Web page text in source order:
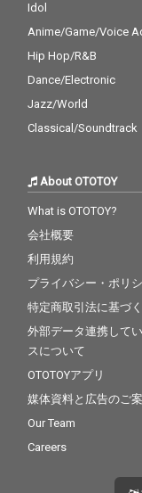
Idol
Anime/Game/Voice
Hip Hop/R&B
Dance/Electronic
Jazz/World
Classical/Soundtrack
About OTOTOY
What is OTOTOY?
会社概要
利用規約
プライバシー・ポリ
特定商取引法に基づ
外部データ連携して
スについて
OTOTOYアプリ
媒体資料と広告のご
Our Team
Careers